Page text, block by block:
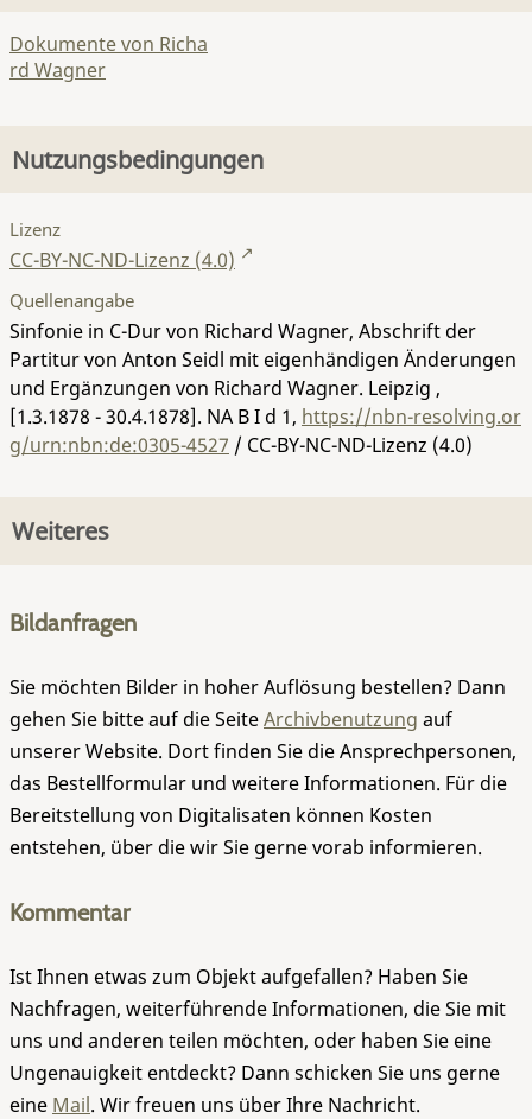
Dokumente von Richa
rd Wagner
Nutzungsbedingungen
Lizenz
CC-BY-NC-ND-Lizenz (4.0)
Quellenangabe
Sinfonie in C-Dur von Richard Wagner, Abschrift der
Partitur von Anton Seidl mit eigenhändigen Änderungen
und Ergänzungen von Richard Wagner. Leipzig ,
[1.3.1878 - 30.4.1878]. NA B I d 1, https://nbn-resolving.or
g/urn:nbn:de:0305-4527 / CC-BY-NC-ND-Lizenz (4.0)
Weiteres
Bildanfragen
Sie möchten Bilder in hoher Auflösung bestellen? Dann
gehen Sie bitte auf die SeiteArchivbenutzung auf
unserer Website. Dort finden Sie die Ansprechpersonen,
das Bestellformular und weitere Informationen. Für die
Bereitstellung von Digitalisaten können Kosten
entstehen, über die wir Sie gerne vorab informieren.
Kommentar
Ist Ihnen etwas zum Objekt aufgefallen? Haben Sie
Nachfragen, weiterführende Informationen, die Sie mit
uns und anderen teilen möchten, oder haben Sie eine
Ungenauigkeit entdeckt? Dann schicken Sie uns gerne
eine Mail. Wir freuen uns über Ihre Nachricht.